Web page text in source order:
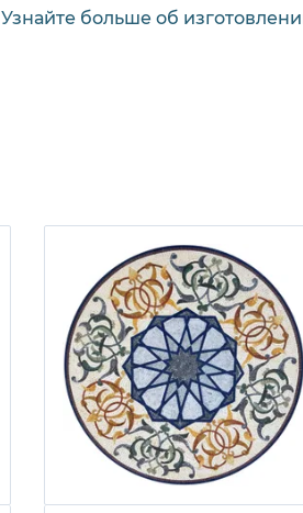
Узнайте больше об